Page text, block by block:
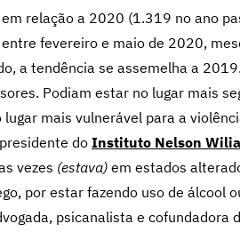
relação a 2020 (1.319 no ano
fevereiro e maio de 2020,
a tendência se assemelha a
Podiam estar no lugar mais
mais vulnerável para a
doInstituto Nelson
vezes (estava) em estados
por estar fazendo uso de álcool
psicanalista e cofundadora